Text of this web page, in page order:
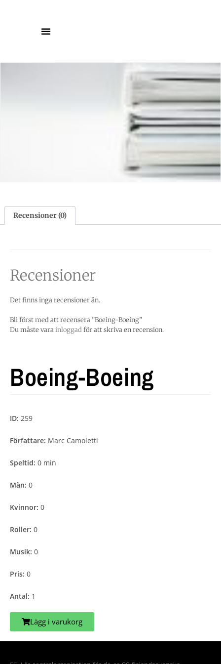
Recensioner (0)
Recensioner
Det finns inga recensioner än.
Bli först med att recensera ”Boeing-Boeing”
Du måste varainloggadför att skriva en recension.
Boeing-Boeing
ID: 259
Författare: Marc Camoletti
Speltid: 0 min
Män: 0
Kvinnor: 0
Roller: 0
Musik: 0
Pris: 0
Antal: 1
Lägg i varukorg